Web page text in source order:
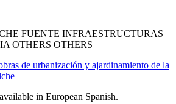
FUENTE INFRAESTRUCTURAS
OTHERS OTHERS
de urbanización y ajardinamiento de la
in European Spanish.